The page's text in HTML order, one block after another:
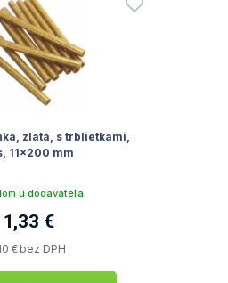
zlatá, s trblietkami,
11x200 mm
u dodávateľa
1,33 €
€ bez DPH